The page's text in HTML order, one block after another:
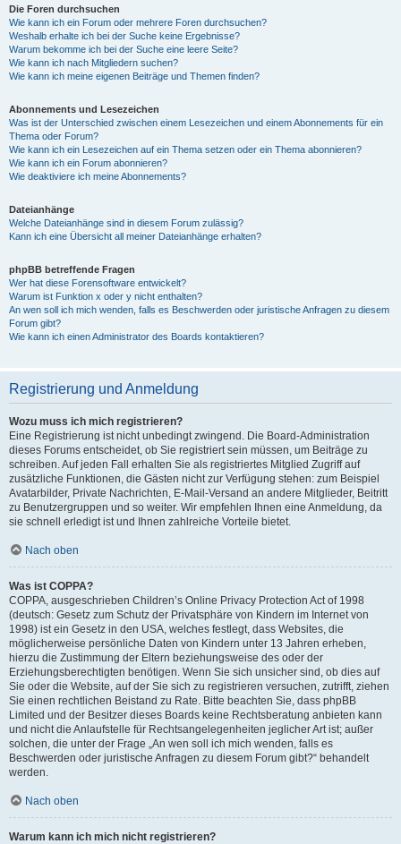
Die Foren durchsuchen
Wie kann ich ein Forum oder mehrere Foren durchsuchen?
Weshalb erhalte ich bei der Suche keine Ergebnisse?
Warum bekomme ich bei der Suche eine leere Seite?
Wie kann ich nach Mitgliedern suchen?
Wie kann ich meine eigenen Beiträge und Themen finden?
Abonnements und Lesezeichen
Was ist der Unterschied zwischen einem Lesezeichen und einem Abonnements für ein
Thema oder Forum?
Wie kann ich ein Lesezeichen auf ein Thema setzen oder ein Thema abonnieren?
Wie kann ich ein Forum abonnieren?
Wie deaktiviere ich meine Abonnements?
Dateianhänge
Welche Dateianhänge sind in diesem Forum zulässig?
Kann ich eine Übersicht all meiner Dateianhänge erhalten?
phpBB betreffende Fragen
Wer hat diese Forensoftware entwickelt?
Warum ist Funktion x oder y nicht enthalten?
An wen soll ich mich wenden, falls es Beschwerden oder juristische Anfragen zu diesem
Forum gibt?
Wie kann ich einen Administrator des Boards kontaktieren?
Registrierung und Anmeldung
Wozu muss ich mich registrieren?
Eine Registrierung ist nicht unbedingt zwingend. Die Board-Administration
dieses Forums entscheidet, ob Sie registriert sein müssen, um Beiträge zu
schreiben. Auf jeden Fall erhalten Sie als registriertes Mitglied Zugriff auf
zusätzliche Funktionen, die Gästen nicht zur Verfügung stehen: zum Beispiel
Avatarbilder, Private Nachrichten, E-Mail-Versand an andere Mitglieder, Beitritt
zu Benutzergruppen und so weiter. Wir empfehlen Ihnen eine Anmeldung, da
sie schnell erledigt ist und Ihnen zahlreiche Vorteile bietet.
Nach oben
Was ist COPPA?
COPPA, ausgeschrieben Children’s Online Privacy Protection Act of 1998
(deutsch: Gesetz zum Schutz der Privatsphäre von Kindern im Internet von
1998) ist ein Gesetz in den USA, welches festlegt, dass Websites, die
möglicherweise persönliche Daten von Kindern unter 13 Jahren erheben,
hierzu die Zustimmung der Eltern beziehungsweise des oder der
Erziehungsberechtigten benötigen. Wenn Sie sich unsicher sind, ob dies auf
Sie oder die Website, auf der Sie sich zu registrieren versuchen, zutrifft, ziehen
Sie einen rechtlichen Beistand zu Rate. Bitte beachten Sie, dass phpBB
Limited und der Besitzer dieses Boards keine Rechtsberatung anbieten kann
und nicht die Anlaufstelle für Rechtsangelegenheiten jeglicher Art ist; außer
solchen, die unter der Frage „An wen soll ich mich wenden, falls es
Beschwerden oder juristische Anfragen zu diesem Forum gibt?“ behandelt
werden.
Nach oben
Warum kann ich mich nicht registrieren?